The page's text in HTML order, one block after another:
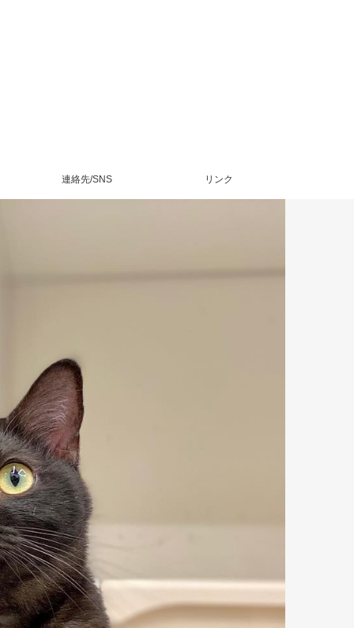
連絡先/SNS リンク